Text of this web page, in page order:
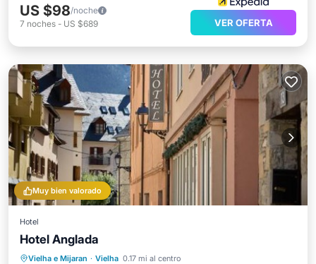
US $98/noche
7 noches - US $689 VER OFERTA
Muy bien valorado
Hotel
Hotel Anglada
Vielha e Mijaran · Vielha 0.17 mi al centro
Esquí Internet
Apto para niños